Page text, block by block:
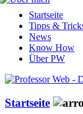
Startseite
Tipps &
News
Know How
Über PW
Startseite